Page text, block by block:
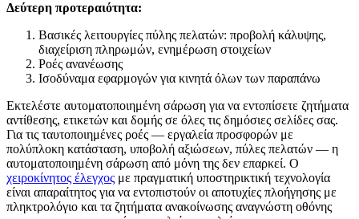
Δεύτερη προτεραιότητα:
Βασικές λειτουργίες πύλης πελατών: προβολή κάλυψης,
διαχείριση πληρωμών, ενημέρωση στοιχείων
Ροές ανανέωσης
Ισοδύναμα εφαρμογών για κινητά όλων των παραπάνω
Εκτελέστε αυτοματοποιημένη σάρωση για να εντοπίσετε ζητήματα
αντίθεσης, ετικετών και δομής σε όλες τις δημόσιες σελίδες σας.
Για τις ταυτοποιημένες ροές — εργαλεία προσφορών με
πολύπλοκη κατάσταση, υποβολή αξιώσεων, πύλες πελατών — η
αυτοματοποιημένη σάρωση από μόνη της δεν επαρκεί. Ο
χειροκίνητος έλεγχος με πραγματική υποστηρικτική τεχνολογία
είναι απαραίτητος για να εντοπιστούν οι αποτυχίες πλοήγησης με
πληκτρολόγιο και τα ζητήματα ανακοίνωσης αναγνώστη οθόνης